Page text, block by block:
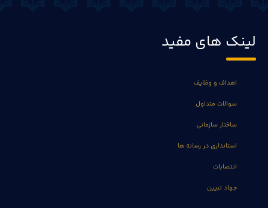
لینک های مفید
اهداف و وظایف
سوالات متداول
ساختار سازمانی
استانداری در رسانه ها
انتصابات
جهاد تبیین